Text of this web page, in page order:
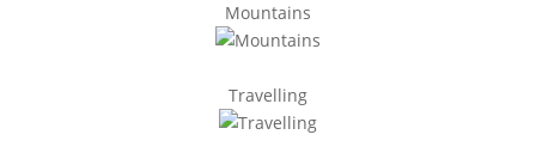
Mountains
Travelling